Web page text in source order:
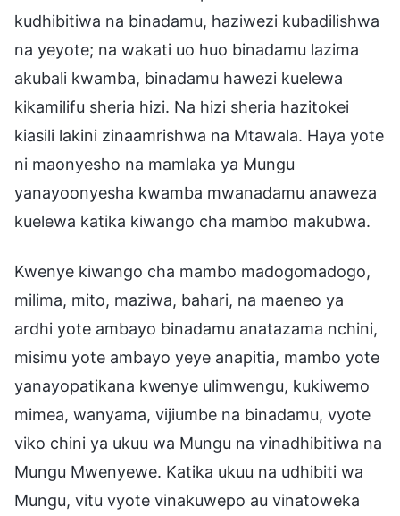
kudhibitiwa na binadamu, haziwezi kubadilishwa
na yeyote; na wakati uo huo binadamu lazima
akubali kwamba, binadamu hawezi kuelewa
kikamilifu sheria hizi. Na hizi sheria hazitokei
kiasili lakini zinaamrishwa na Mtawala. Haya yote
ni maonyesho na mamlaka ya Mungu
yanayoonyesha kwamba mwanadamu anaweza
kuelewa katika kiwango cha mambo makubwa.
Kwenye kiwango cha mambo madogomadogo,
milima, mito, maziwa, bahari, na maeneo ya
ardhi yote ambayo binadamu anatazama nchini,
misimu yote ambayo yeye anapitia, mambo yote
yanayopatikana kwenye ulimwengu, kukiwemo
mimea, wanyama, vijiumbe na binadamu, vyote
viko chini ya ukuu wa Mungu na vinadhibitiwa na
Mungu Mwenyewe. Katika ukuu na udhibiti wa
Mungu, vitu vyote vinakuwepo au vinatoweka